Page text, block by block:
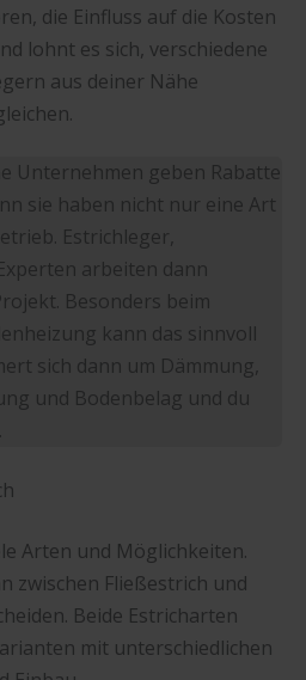
die Einfluss auf die Kosten
lohnt es sich, verschiedene
aus deiner Nähe
Unternehmen geben Rabatte
sie haben nicht nur eine Art
Estrichleger,
arbeiten dann
Besonders beim
kann das sinnvoll
sich dann um Dämmung,
und Bodenbelag und du
Arten und Möglichkeiten.
zwischen Fließestrich und
Beide Estricharten
mit unterschiedlichen